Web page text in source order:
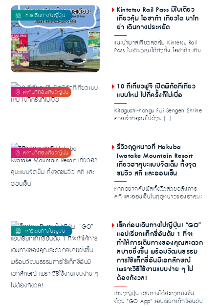
Kintetsu Rail Pass มีใบเดียว
เที่ยวคุ้ม โอซาก้า เกียวโต นาโก
ย่า เดินทางประหยัด
แนะนำพาสเที่ยวสุดคุ้ม Kintetsu Rail
Pass ใบเดียวลุยได้ทั่วทั้ง โอซาก้า เกีย
10 ที่เที่ยวฟูจิ เปิดพิกัดที่เที่ยว
แบบใหม่ ไปกี่ครั้งก็ไม่เบื่อ
Kitaguchi-hongu Fuji Sengen Shrine
ศาลเจ้าที่อุดมไปด้วย […]...
รีวิวฤดูหนาวที่ Hakuba
Iwatake Mountain Resort
เที่ยวฮาคุบะแบบจัดเต็ม ทั้งจุด
ชมวิว สกี และออนเซ็น
หากอยากสัมผัสทั้งวิวสวยอลังการ
สกี และออนเซ็นในฤดูหนาวของฮาคุบะ
เช็คก่อนเดินทางไปญี่ปุ่น! “GO”
แอปเรียกแท็กซี่อันดับ 1 ที่จะ
ทำให้การเดินทางของคุณสะดวก
สบายยิ่งขึ้น พร้อมวัฒนธรรม
การใช้แท็กซี่อันมีเอกลักษณ์
เพราะวิธีใช้งานแบบง่าย ๆ ไม่
ต้องกังวล!
เที่ยวญี่ปุ่น เดินทางได้สะดวกยิ่งขึ้น
ด้วย "GO App" แอปเรียกแท็กซี่อันดับ